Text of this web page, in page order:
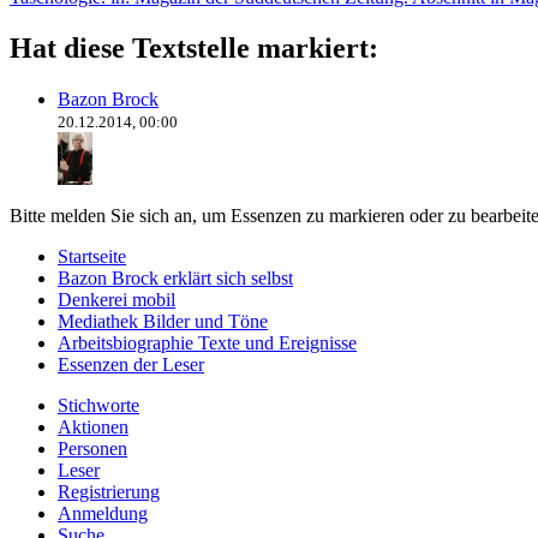
Hat diese Textstelle markiert:
Bazon Brock
20.12.2014, 00:00
Bitte melden Sie sich an, um Essenzen zu markieren oder zu
Startseite
Bazon Brock erklärt sich selbst
Denkerei mobil
Mediathek Bilder und Töne
Arbeitsbiographie Texte und Ereignisse
Essenzen der Leser
Stichworte
Aktionen
Personen
Leser
Registrierung
Anmeldung